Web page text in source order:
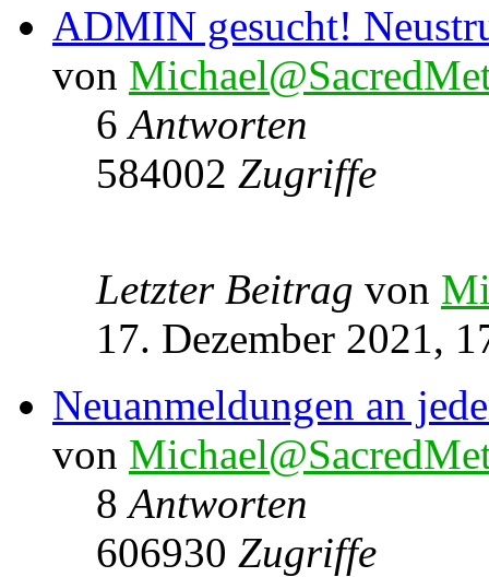
ADMIN gesucht!
von
6Antworten
584002 Zugriffe
Letzter Beitrag von
17. Dezember 2021,
Neuanmeldungen an
von
8Antworten
606930 Zugriffe